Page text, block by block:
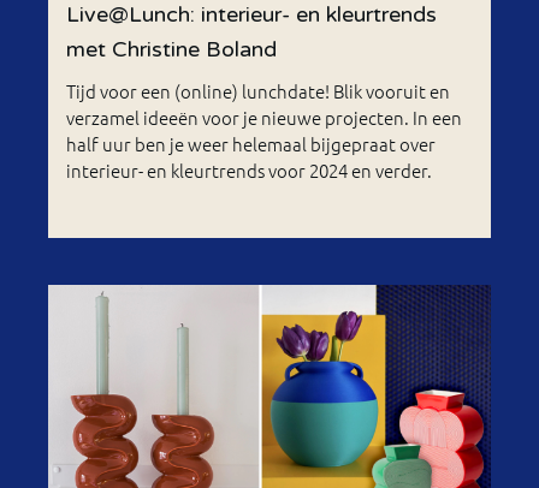
Live@Lunch: interieur- en kleurtrends
met Christine Boland
Tijd voor een (online) lunchdate! Blik vooruit en
verzamel ideeën voor je nieuwe projecten. In een
half uur ben je weer helemaal bijgepraat over
interieur- en kleurtrends voor 2024 en verder.